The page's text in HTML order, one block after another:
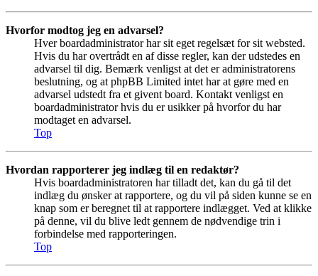
Hvorfor modtog jeg en advarsel?
Hver boardadministrator har sit eget regelsæt for sit websted.
Hvis du har overtrådt en af disse regler, kan der udstedes en
advarsel til dig. Bemærk venligst at det er administratorens
beslutning, og at phpBB Limited intet har at gøre med en
advarsel udstedt fra et givent board. Kontakt venligst en
boardadministrator hvis du er usikker på hvorfor du har
modtaget en advarsel.
Top
Hvordan rapporterer jeg indlæg til en redaktør?
Hvis boardadministratoren har tilladt det, kan du gå til det
indlæg du ønsker at rapportere, og du vil på siden kunne se en
knap som er beregnet til at rapportere indlægget. Ved at klikke
på denne, vil du blive ledt gennem de nødvendige trin i
forbindelse med rapporteringen.
Top